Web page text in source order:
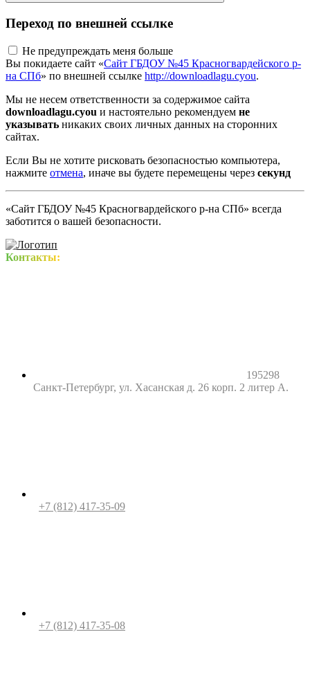
Переход по внешней ссылке
Не предупреждать меня больше
Вы покидаете сайт «Сайт ГБДОУ №45 Красногвардейского р-
на СПб» по внешней ссылке http://downloadlagu.cyou.
Мы не несем ответственности за содержимое сайта
downloadlagu.cyou и настоятельно рекомендуем не
указывать никаких своих личных данных на сторонних
сайтах.
Если Вы не хотите рисковать безопасностью компьютера,
нажмите отмена, иначе вы будете перемещены через секунд
«Сайт ГБДОУ №45 Красногвардейского р-на СПб» всегда
заботится о вашей безопасности.
Контакты:
195298
Санкт-Петербург, ул. Хасанская д. 26 корп. 2 литер А.
+7 (812) 417-35-09
+7 (812) 417-35-08